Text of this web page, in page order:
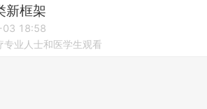
新框架
03 18:58
专业人士和医学生观看